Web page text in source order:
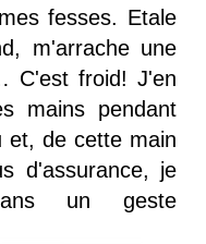
fesses. Etale
m'arrache une
C'est froid! J'en
mains pendant
et, de cette main
d'assurance, je
un geste